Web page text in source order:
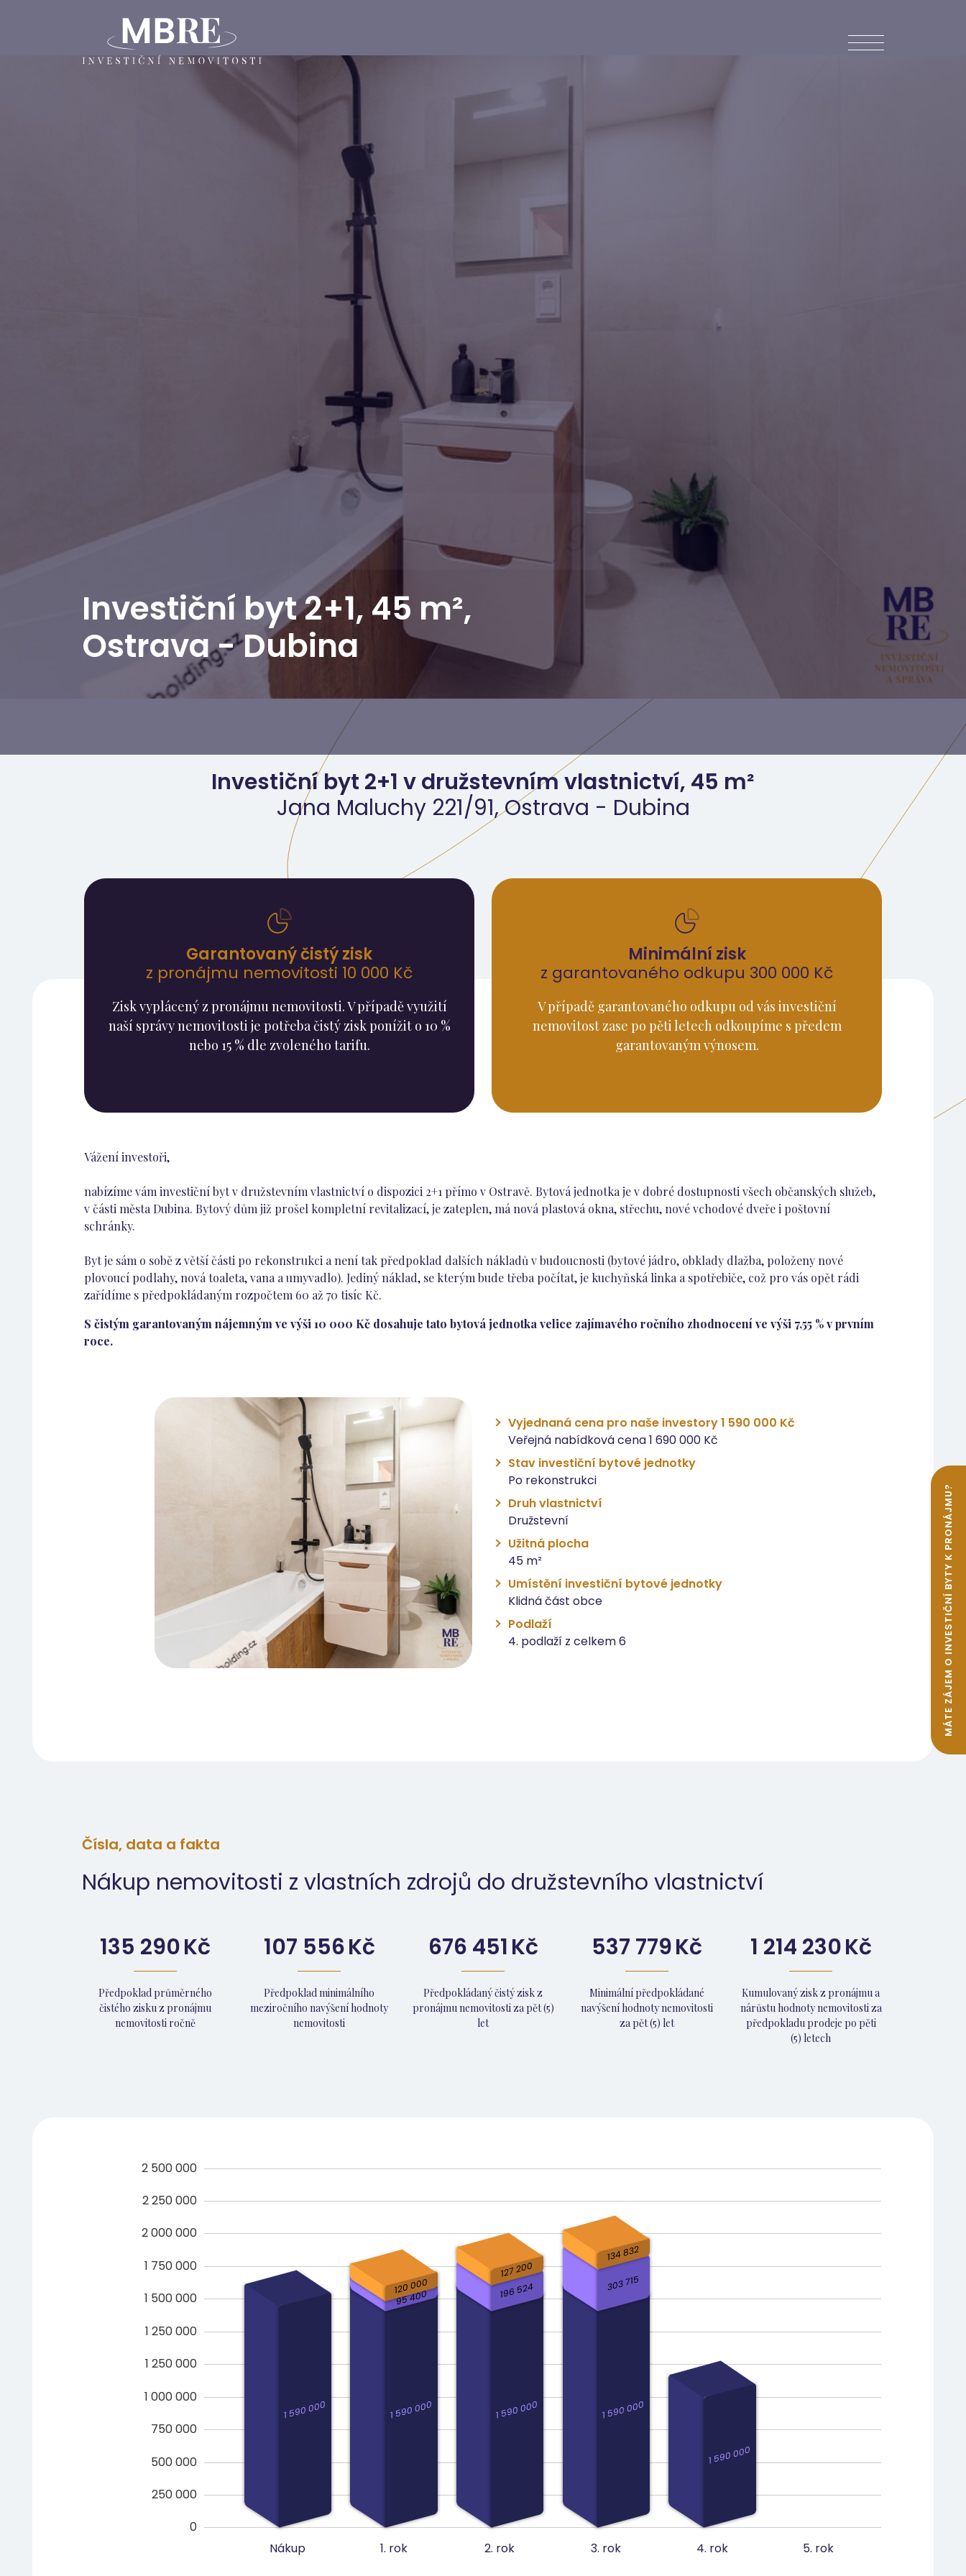
Investiční byt 2+1, 45 m²,
Ostrava - Dubina
Investiční byt 2+1 v družstevním vlastnictví, 45 m²
Jana Maluchy 221/91, Ostrava - Dubina
Garantovaný čistý zisk
z pronájmu nemovitosti 10 000 Kč
Zisk vyplácený z pronájmu nemovitosti. V případě využití
naší správy nemovitosti je potřeba čistý zisk ponížit o 10 %
nebo 15 % dle zvoleného tarifu.
Minimální zisk
z garantovaného odkupu 300 000 Kč
V případě garantovaného odkupu od vás investiční
nemovitost zase po pěti letech odkoupíme s předem
garantovaným výnosem.
Vážení investoři,
nabízíme vám investiční byt v družstevním vlastnictví o dispozici 2+1 přímo v Ostravě. Bytová jednotka je v dobré dostupnosti všech občanských služeb,
v části města Dubina. Bytový dům již prošel kompletní revitalizací, je zateplen, má nová plastová okna, střechu, nové vchodové dveře i poštovní
schránky.
Byt je sám o sobě z větší části po rekonstrukci a není tak předpoklad dalších nákladů v budoucnosti (bytové jádro, obklady dlažba, položeny nové
plovoucí podlahy, nová toaleta, vana a umyvadlo). Jediný náklad, se kterým bude třeba počítat, je kuchyňská linka a spotřebiče, což pro vás opět rádi
zařídíme s předpokládaným rozpočtem 60 až 70 tisíc Kč.
S čistým garantovaným nájemným ve výši 10 000 Kč dosahuje tato bytová jednotka velice zajímavého ročního zhodnocení ve výši 7,55 % v prvním
roce.
Vyjednaná cena pro naše investory 1 590 000 Kč
Veřejná nabídková cena 1 690 000 Kč
Stav investiční bytové jednotky
Po rekonstrukci
Druh vlastnictví
Družstevní
Užitná plocha
45 m²
Umístění investiční bytové jednotky
Klidná část obce
Podlaží
4. podlaží z celkem 6
Čísla, data a fakta
Nákup nemovitosti z vlastních zdrojů do družstevního vlastnictví
135 290Kč
Předpoklad průměrného
čistého zisku z pronájmu
nemovitosti ročně
107 556Kč
Předpoklad minimálního
meziročního navýšení hodnoty
nemovitosti
676 451Kč
Předpokládaný čistý zisk z
pronájmu nemovitosti za pět (5)
let
537 779Kč
Minimální předpokládané
navýšení hodnoty nemovitosti
za pět (5) let
1 214 230Kč
Kumulovaný zisk z pronájmu a
nárůstu hodnoty nemovitosti za
předpokladu prodeje po pěti
(5) letech
0
250 000
500 000
750 000
1 000 000
1 250 000
1 250 000
1 500 000
1 750 000
2 000 000
2 250 000
2 500 000
Nákup 1. rok 2. rok 3. rok 4. rok 5. rok
1 590 000 1 590 000
95 400
120 000
1 590 000
196 524
127 200
1 590 000
303 715
134 832
142 922
537 779
MÁTE ZÁJEM O INVESTIČNÍ BYTY K PRONÁJMU?